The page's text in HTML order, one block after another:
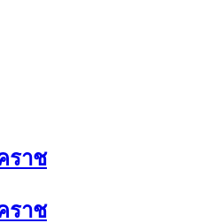
ราช
ราช